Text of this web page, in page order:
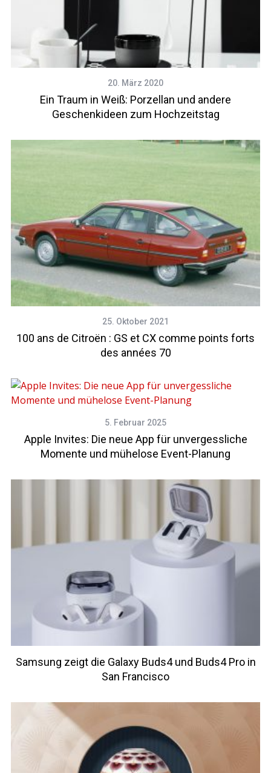
20. März 2020
Ein Traum in Weiß: Porzellan und andere
Geschenkideen zum Hochzeitstag
25. Oktober 2021
100 ans de Citroën : GS et CX comme points forts
des années 70
5. Februar 2025
Apple Invites: Die neue App für unvergessliche
Momente und mühelose Event-Planung
Samsung zeigt die Galaxy Buds4 und Buds4 Pro in
San Francisco